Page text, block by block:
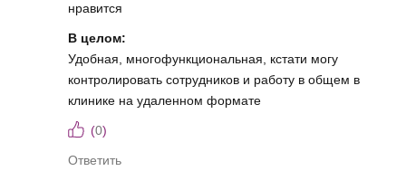
нравится
В целом:
Удобная, многофункциональная, кстати могу
контролировать сотрудников и работу в общем в
клинике на удаленном формате
(0)
Ответить